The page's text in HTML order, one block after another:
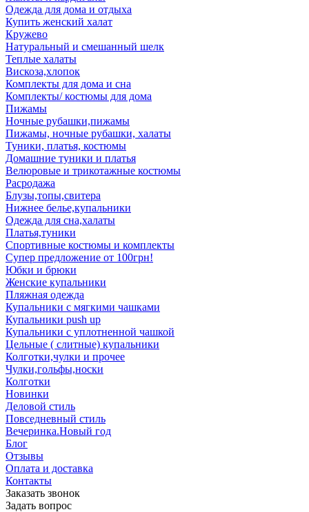
Одежда для дома и отдыха
Купить женский халат
Кружево
Натуральный и смешанный шелк
Теплые халаты
Вискоза,хлопок
Комплекты для дома и сна
Комплекты/ костюмы для дома
Пижамы
Ночные рубашки,пижамы
Пижамы, ночные рубашки, халаты
Туники, платья, костюмы
Домашние туники и платья
Велюровые и трикотажные костюмы
Расродажа
Блузы,топы,свитера
Нижнее белье,купальники
Одежда для сна,халаты
Платья,туники
Спортивные костюмы и комплекты
Супер предложение от 100грн!
Юбки и брюки
Женские купальники
Пляжная одежда
Купальники с мягкими чашками
Купальники push up
Купальники с уплотненной чашкой
Цельные ( слитные) купальники
Колготки,чулки и прочее
Чулки,гольфы,носки
Колготки
Новинки
Деловой стиль
Повседневный стиль
Вечеринка.Новый год
Блог
Отзывы
Оплата и доставка
Контакты
Заказать звонок
Задать вопрос